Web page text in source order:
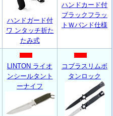
ハンドガード付
ワ ンタッチ折た
たみ式
ハンドカード付
ブラックフラッ
トＷバンド仕様
LINTON ライオ
ンシールタント
ーナイフ
コブラスリムボ
タンロック